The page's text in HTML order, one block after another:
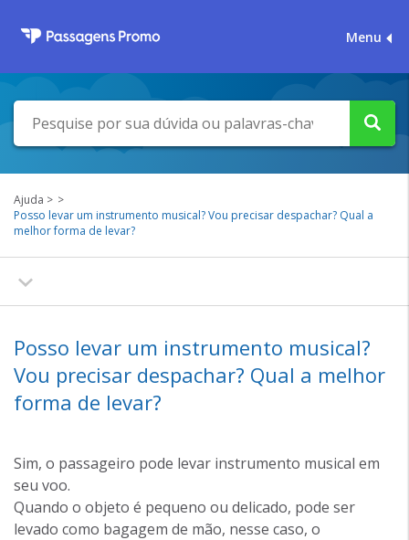
Menu
Ajuda
Posso levar um instrumento musical? Vou precisar despachar? Qual a
melhor forma de levar?
Posso levar um instrumento musical?
Vou precisar despachar? Qual a melhor
forma de levar?
Sim, o passageiro pode levar instrumento musical em
seu voo.
Quando o objeto é pequeno ou delicado, pode ser
levado como bagagem de mão, nesse caso, o